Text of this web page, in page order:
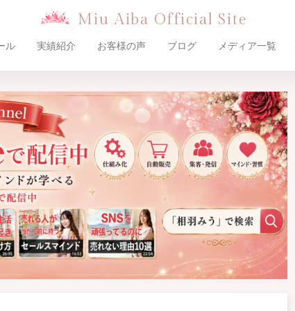
Miu Aiba Official Site
ル 実績紹介 お客様の声 ブログ メディア一覧